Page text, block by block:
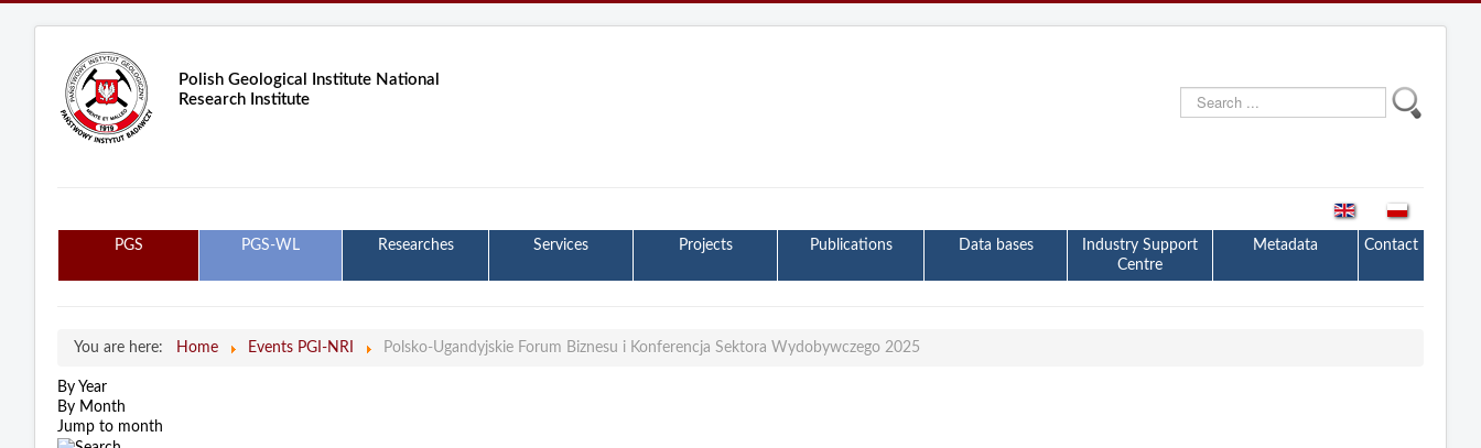
Polish Geological Institute National
Research Institute
Search
...
PGS PGS-WL Researches Services Projects Publications Data bases
Industry Support
Centre
Metadata Contact
You are here: Home Events PGI-NRI Polsko-Ugandyjskie Forum Biznesu i Konferencja Sektora Wydobywczego 2025
By Year
By Month
Jump to month